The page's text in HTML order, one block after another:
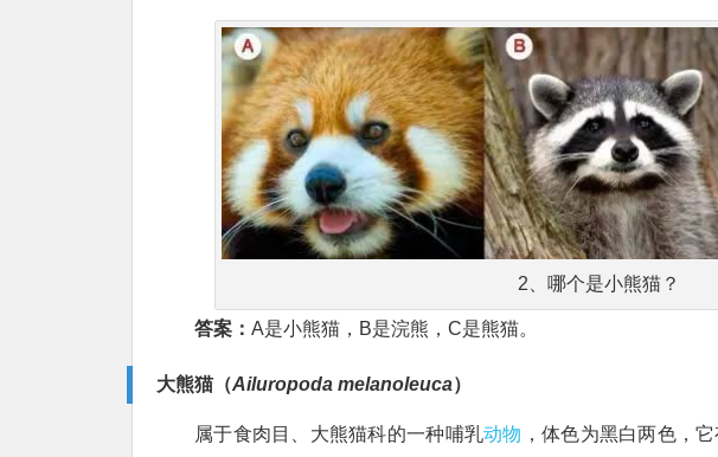
2、哪个是小熊猫？
答案： A是小熊猫，B是浣熊，C是熊猫。
大熊猫（Ailuropoda melanoleuca）
属于食肉目、大熊猫科的一种哺乳动物 ，体色为黑白两色，